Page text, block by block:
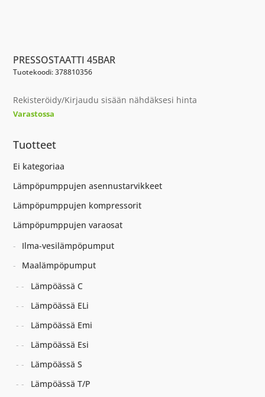
PRESSOSTAATTI 45BAR
Tuotekoodi: 378810356
Rekisteröidy/Kirjaudu sisään nähdäksesi hinta
Varastossa
Tuotteet
Ei kategoriaa
Lämpöpumppujen asennustarvikkeet
Lämpöpumppujen kompressorit
Lämpöpumppujen varaosat
Ilma-vesilämpöpumput
Maalämpöpumput
Lämpöässä C
Lämpöässä ELi
Lämpöässä Emi
Lämpöässä Esi
Lämpöässä S
Lämpöässä T/P